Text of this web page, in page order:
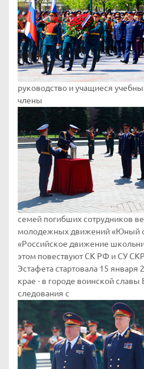
руководство и учащиеся
члены
семей погибших сотрудников
молодежных движений «Юный
«Российское движение
этом повествуют СК РФ и СУ
Эстафета стартовала 15
крае - в городе воинской
следования с